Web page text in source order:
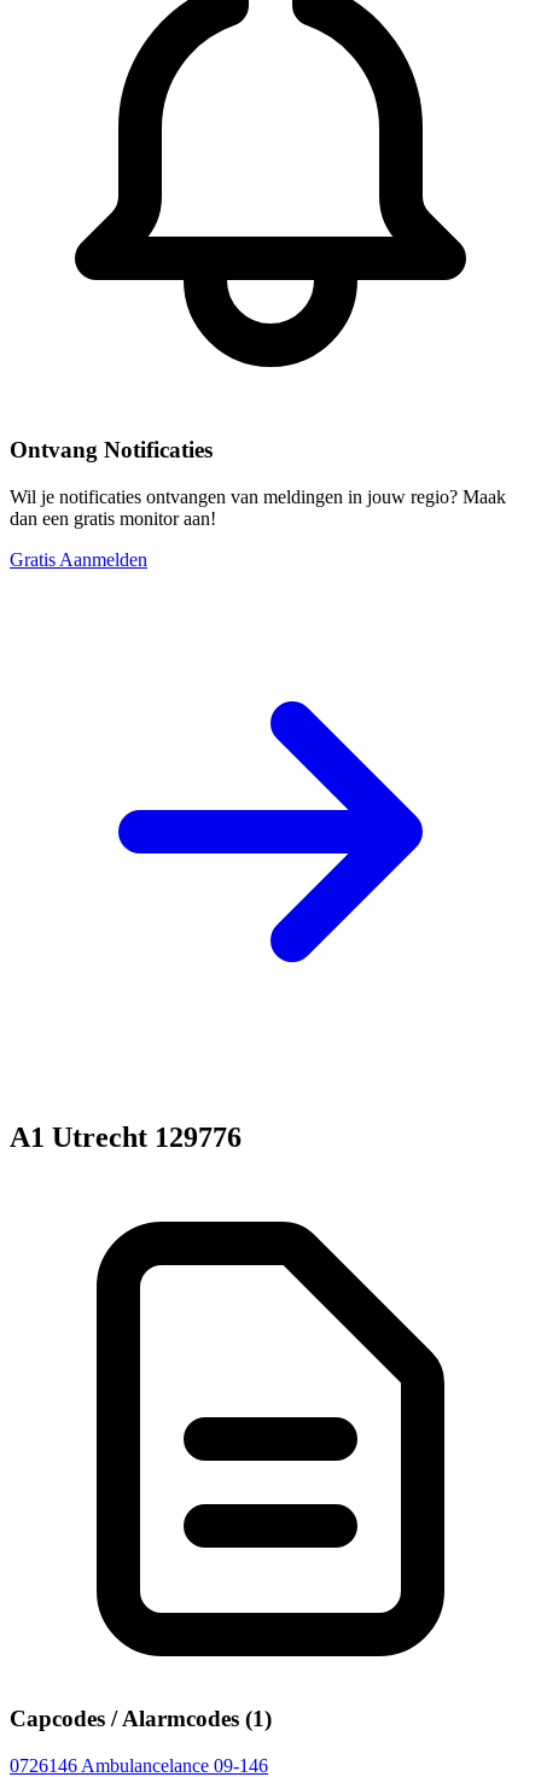
Ontvang Notificaties
Wil je notificaties ontvangen van meldingen in jouw regio? Maak
dan een gratis monitor aan!
Gratis Aanmelden
A1 Utrecht 129776
Capcodes / Alarmcodes (1)
0726146 Ambulancelance 09-146